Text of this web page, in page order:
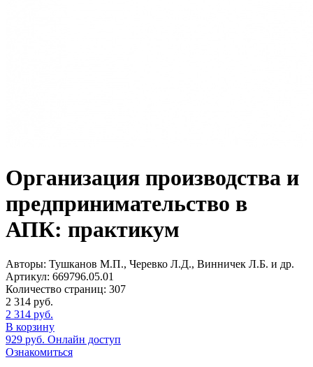
Организация производства и
предпринимательство в
АПК: практикум
Авторы: Тушканов М.П., Черевко Л.Д., Винничек Л.Б. и др.
Артикул: 669796.05.01
Количество страниц: 307
2 314 руб.
2 314 руб.
В корзину
929 руб. Онлайн доступ
Ознакомиться